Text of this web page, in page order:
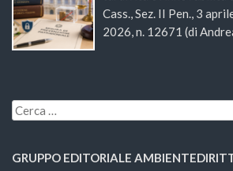
Cass., Sez. II Pen., 3
2026, n. 12671 (di
GRUPPO EDITORIALE